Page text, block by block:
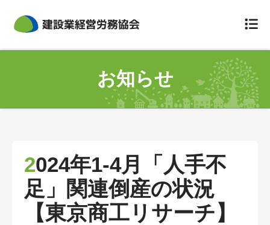
個人情報のお取扱いについて
事故が起きてしまったら
労災保険特別加入
お知らせ
2024年1-4月「人手不
足」関連倒産の状況
【東京商工リサーチ】